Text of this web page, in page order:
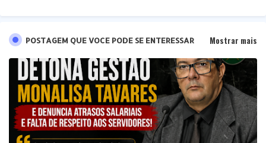
POSTAGEM QUE VOCE PODE SE ENTERESSAR Mostrar mais